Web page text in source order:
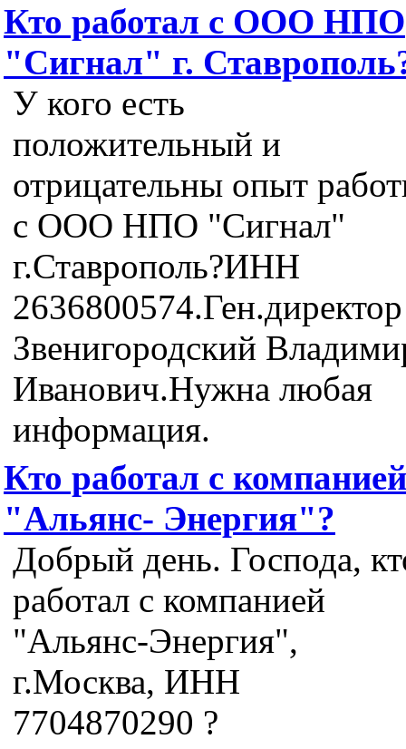
Кто работал с ООО НПО
"Сигнал" г.
У кого есть
положительный и
отрицательны опыт
с ООО НПО "Сигнал"
г.Ставрополь?ИНН
2636800574.Ген.директор
Звенигородский
Иванович.Нужна любая
информация.
Кто работал с компанией
"Альянс- Энергия"?
Добрый день. Господа,
работал с компанией
"Альянс-Энергия",
г.Москва, ИНН
7704870290 ?